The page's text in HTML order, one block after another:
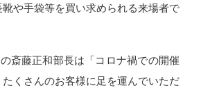
や手袋等を買い求められる来場者で
斎藤正和部長は「コロナ禍での開催
くさんのお客様に足を運んでいただ